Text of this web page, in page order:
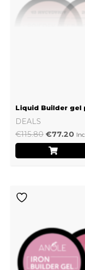
Liquid Builder gel
DEALS
€115.80 €77.20